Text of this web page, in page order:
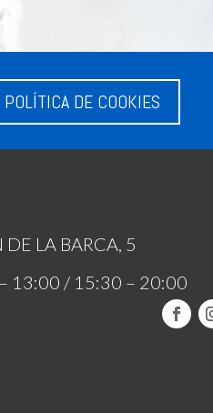
POLÍTICA DE COOKIES
LA BARCA, 5
13:00 / 15:30 – 20:00